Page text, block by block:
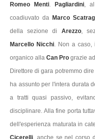
Romeo Menti.Pagliardini,
coadiuvato da Marco
della sezione di Arezzo,
Marcello Nicchi. Non a caso,
organico alla Can Pro grazie
Direttore di gara potremmo
ha assunto per l'intera durata
a tratti quasi passivo,
disciplinare. Alla fine porta
dell'esperienza maturata in
Cicerelli, anche se nel corso